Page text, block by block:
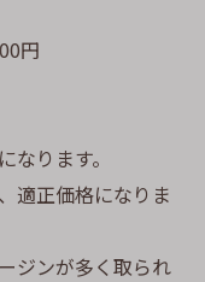
円
ります。
適正価格になりま
ジンが多く取られ